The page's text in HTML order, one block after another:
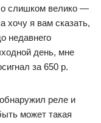
слишком велико —
хочу я вам сказать,
недавнего
день, мне
за 650 р.
реле и
может такая